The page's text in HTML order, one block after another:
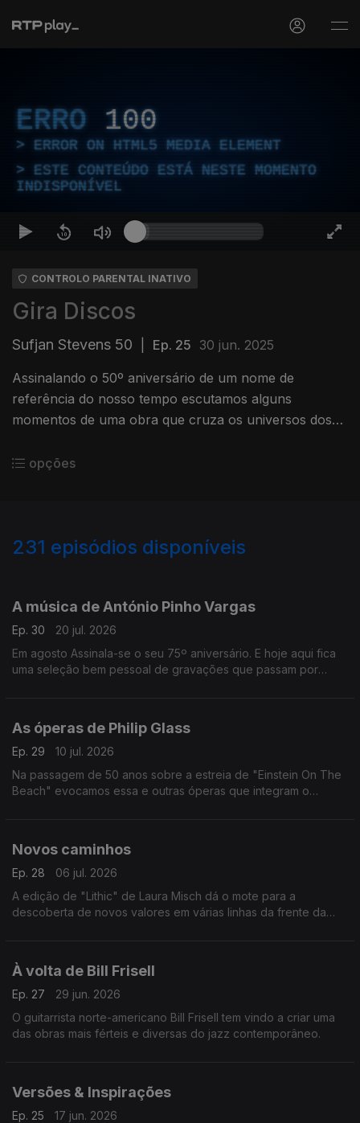
ERRO 100
ERROR ON HTML5 MEDIA ELEMENT
ESTE CONTEÚDO ESTÁ NESTE MOMENTO
INDISPONÍVEL
CONTROLO PARENTAL INATIVO
Gira Discos
Sufjan Stevens 50 Ep. 25 30 jun. 2025
Assinalando o 50º aniversário de um nome de
referência do nosso tempo escutamos alguns
momentos de uma obra que cruza os universos dos
opções
231 episódios disponíveis
A música de António Pinho Vargas
Ep. 30
20 jul. 2026
Em agosto Assinala-se o seu 75º aniversário. E hoje aqui fica
uma seleção bem pessoal de gravações que passam por
As óperas de Philip Glass
Ep. 29
10 jul. 2026
Na passagem de 50 anos sobre a estreia de "Einstein On The
Beach" evocamos essa e outras óperas que integram o
Novos caminhos
Ep. 28
06 jul. 2026
A edição de "Lithic" de Laura Misch dá o mote para a
descoberta de novos valores em várias linhas da frente da
À volta de Bill Frisell
Ep. 27
29 jun. 2026
O guitarrista norte-americano Bill Frisell tem vindo a criar uma
das obras mais férteis e diversas do jazz contemporâneo.
Versões & Inspirações
Ep. 25
17 jun. 2026